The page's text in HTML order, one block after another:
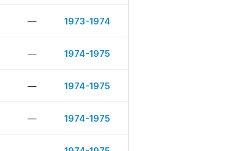
— 1973-1974
— 1974-1975
— 1974-1975
— 1974-1975